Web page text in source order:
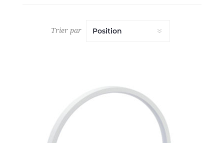
Trier par